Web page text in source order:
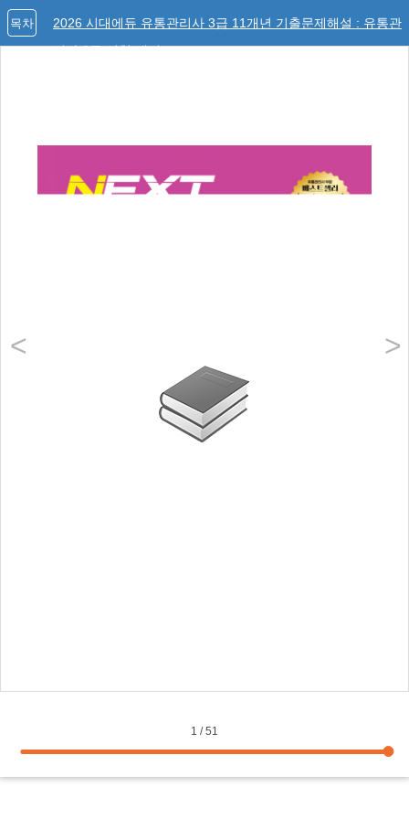
2026 시대에듀 유통관리사 3급 11개년 기출문제해설 : 유통관
리사 3급 시험 대비
목차
< >
1 /51